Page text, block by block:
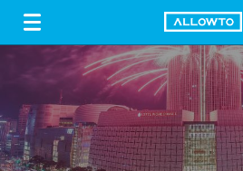
FREE DOWNLOAD GUIDE